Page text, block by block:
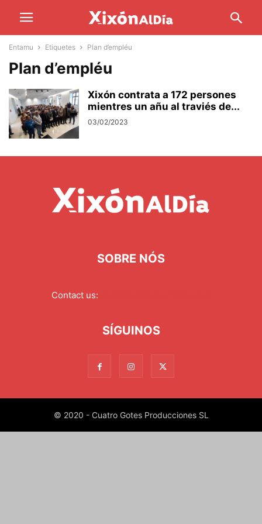
Entamu Etiquetes Plan d’empléu
Plan d’empléu
Xixón contrata a 172 persones
mientres un añu al traviés de...
03/02/2023
SOBRE NÓS
Contact us:
SÍGUINOS
© 2020 - Cuatro Gotes Producciones SL